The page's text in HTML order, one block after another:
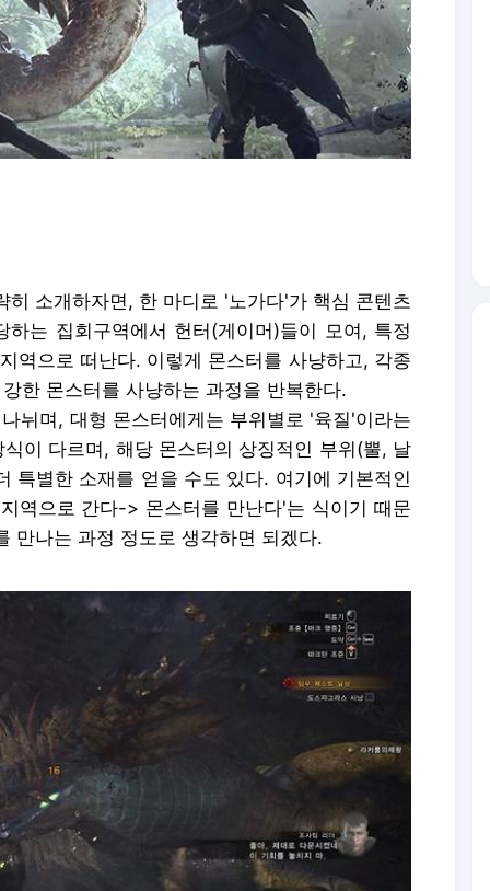
소개하자면, 한 마디로 '노가다'가 핵심 콘텐츠
는 집회구역에서 헌터(게이머)들이 모여, 특정
역으로 떠난다. 이렇게 몬스터를 사냥하고, 각종
한 몬스터를 사냥하는 과정을 반복한다.
뉘며, 대형 몬스터에게는 부위별로 '육질'이라는
이 다르며, 해당 몬스터의 상징적인 부위(뿔, 날
특별한 소재를 얻을 수도 있다. 여기에 기본적인
역으로 간다-> 몬스터를 만난다'는 식이기 때문
만나는 과정 정도로 생각하면 되겠다.